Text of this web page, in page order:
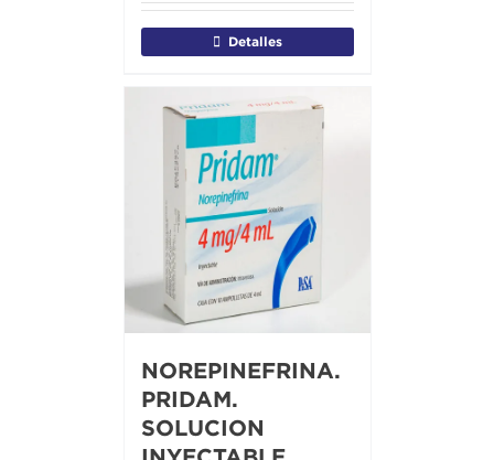
Detalles
NOREPINEFRINA.
PRIDAM.
SOLUCION